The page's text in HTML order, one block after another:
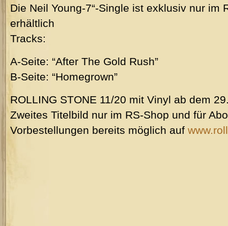
Die Neil Young-7“-Single ist exklusiv nur im
erhältlich
Tracks:
A-Seite: “After The Gold Rush”
B-Seite: “Homegrown”
ROLLING STONE 11/20 mit Vinyl ab dem
Zweites Titelbild nur im RS-Shop und für
Vorbestellungen bereits möglich auf